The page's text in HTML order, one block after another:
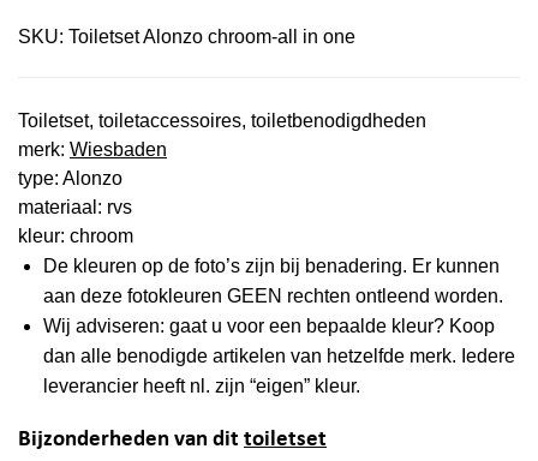
SKU: Toiletset Alonzo chroom-all in one
Toiletset, toiletaccessoires, toiletbenodigdheden
merk: Wiesbaden
type: Alonzo
materiaal: rvs
kleur: chroom
De kleuren op de foto’s zijn bij benadering. Er kunnen
aan deze fotokleuren GEEN rechten ontleend worden.
Wij adviseren: gaat u voor een bepaalde kleur? Koop
dan alle benodigde artikelen van hetzelfde merk. Iedere
leverancier heeft nl. zijn “eigen” kleur.
Bijzonderheden van dit toiletset